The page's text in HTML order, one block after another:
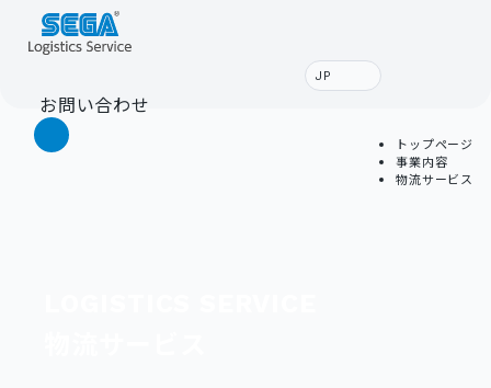
JP
お問い合わせ
トップページ
事業内容
物流サービス